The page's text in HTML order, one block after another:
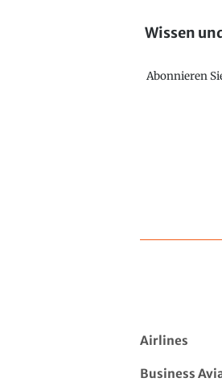
Wissen
Abonnieren
Airlines
Business